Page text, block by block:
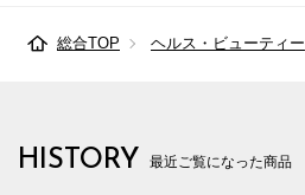
総合TOP ヘルス・ビューティー
HISTORY 最近ご覧になった商品